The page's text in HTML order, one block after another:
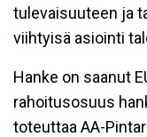
tulevaisuuteen ja
viihtyisä asiointi
Hanke on saanut
rahoitusosuus
toteuttaa AA-